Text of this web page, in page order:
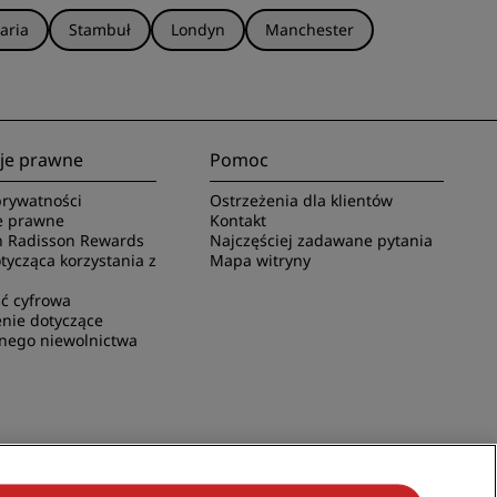
Stambuł Londyn
Manchester
prawne
prawne
Radisson Rewards
korzystania z
cyfrowa
dotyczące
niewolnictwa
Pomoc
Ostrzeżenia dla klientów
Kontakt
Najczęściej zadawane pytania
Mapa witryny